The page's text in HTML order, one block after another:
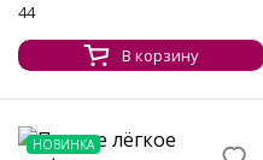
44
В корзину
НОВИНКА